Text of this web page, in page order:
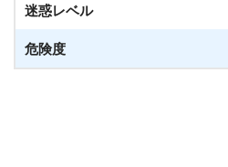
迷惑レベル
危険度